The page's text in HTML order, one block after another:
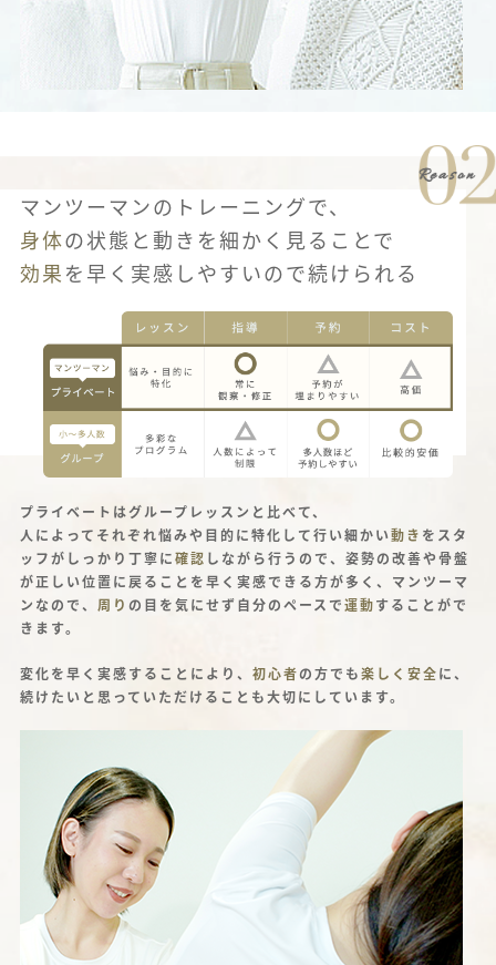
マンツーマンのトレーニングで、
身体の状態と動きを細かく見ることで
効果を早く実感しやすいので続けられる
プライベートはグループレッスンと比べて、
人によってそれぞれ悩みや目的に特化して行い細かい動き をスタ
ッフがしっかり丁寧に確認 しながら行うので、姿勢の改善や骨盤
が正しい位置に戻ることを早く実感できる方が多く、マンツーマ
ンなので、 周り の目を気にせず自分のペースで運動することがで
きます。
変化を早く実感することにより、 初心者の方でも楽しく安全に、
続けたいと思っていただけることも大切にしています。